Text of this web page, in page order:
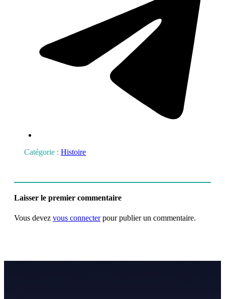
Catégorie : Histoire
Laisser le premier commentaire
Vous devez vous connecterpour publier un commentaire.